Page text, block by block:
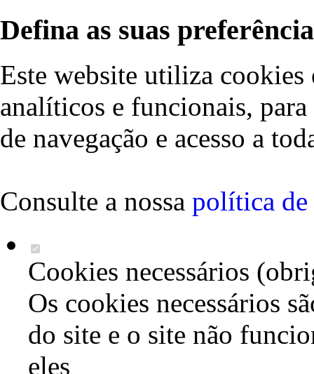
Defina as suas
Este website utiliza cookies
analíticos e funcionais,
de navegação e acesso a
Consulte a nossa política de
Cookies necessários
Os cookies necessários
do site e o site não
eles